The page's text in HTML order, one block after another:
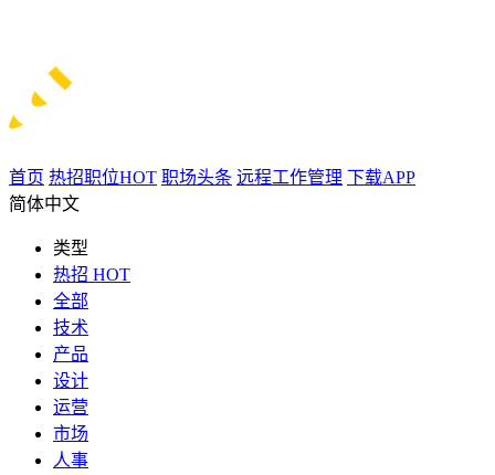
首页 热招职位HOT 职场头条 远程工作管理 下载APP
简体中文
类型
热招 HOT
全部
技术
产品
设计
运营
市场
人事